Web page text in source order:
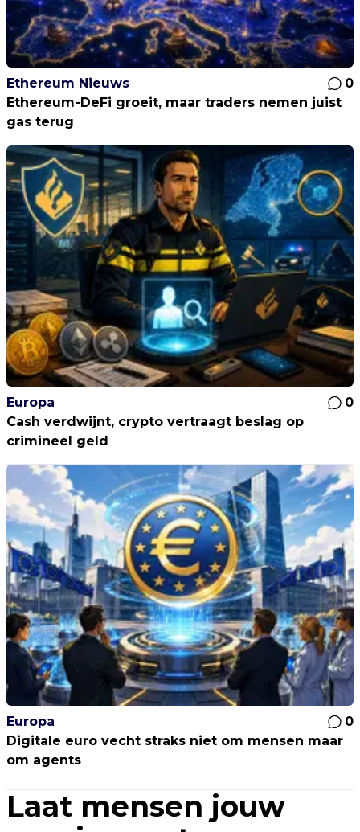
Ethereum Nieuws
0
Ethereum-DeFi groeit, maar traders nemen juist
gas terug
Europa
0
Cash verdwijnt, crypto vertraagt beslag op
crimineel geld
Europa
0
Digitale euro vecht straks niet om mensen maar
om agents
Laat mensen jouw